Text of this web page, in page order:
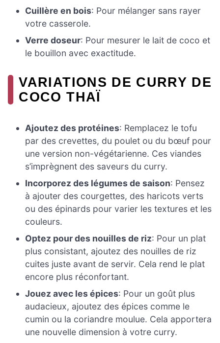
Cuillère en bois: Pour mélanger sans rayer
votre casserole.
Verre doseur: Pour mesurer le lait de coco et
le bouillon avec exactitude.
VARIATIONS DE CURRY DE
COCO THAÏ
Ajoutez des protéines: Remplacez le tofu
par des crevettes, du poulet ou du bœuf pour
une version non-végétarienne. Ces viandes
s’imprègnent des saveurs du curry.
Incorporez des légumes de saison: Pensez
à ajouter des courgettes, des haricots verts
ou des épinards pour varier les textures et les
couleurs.
Optez pour des nouilles de riz: Pour un plat
plus consistant, ajoutez des nouilles de riz
cuites juste avant de servir. Cela rend le plat
encore plus réconfortant.
Jouez avec les épices: Pour un goût plus
audacieux, ajoutez des épices comme le
cumin ou la coriandre moulue. Cela apportera
une nouvelle dimension à votre curry.